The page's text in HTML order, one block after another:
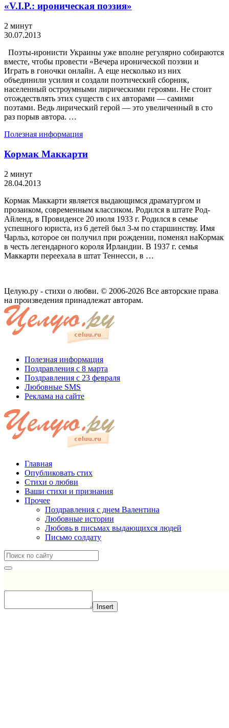
«V.I.P.: ироническая поэзия»
2 минут
30.07.2013
Поэты-иронисти Украины уже вполне регулярно собираются
вместе, чтобы провести «Вечера иронической поэзии и
Играть в гоночки онлайн. А еще несколько из них
объединили усилия и создали поэтический сборник,
населенный остроумными лирическими героями. Не стоит
отождествлять этих существ с их авторами — самими
поэтами. Ведь лирический герой — это увеличенный в сто
раз порыв автора. …
Полезная информация
Кормак Маккарти
2 минут
28.04.2013
Кормак Маккарти является выдающимся драматургом и
прозаиком, современным классиком. Родился в штате Род-
Айленд, в Провиденсе 20 июля 1933 г. Родился в семье
успешного юриста, из 6 детей был 3-м по старшинству. Имя
Чарльз, которое он получил при рождении, поменял наКормак
в честь легендарного короля Ирландии. В 1937 г. семья
Маккарти переехала в штат Теннесси, в …
Целую.ру - стихи о любви. © 2006-2026 Все авторские права
на произведения принадлежат авторам.
Полезная информация
Поздравления с 8 марта
Поздравления с 23 февраля
Любовные SMS
Реклама на сайте
Главная
Опубликовать стих
Стихи о любви
Ваши стихи и признания
Прочее
Поздравления с днем Валентина
Любовные истории
Любовь в письмах выдающихся людей
Письмо солдату
Insert